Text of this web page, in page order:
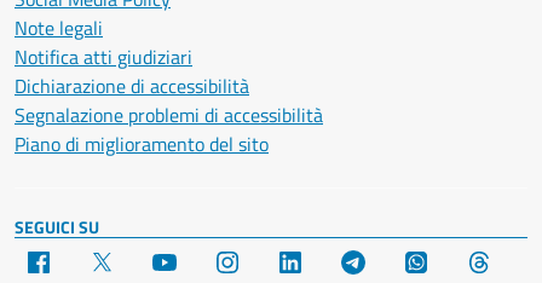
Note legali
Notifica atti giudiziari
Dichiarazione di accessibilità
Segnalazione problemi di accessibilità
Piano di miglioramento del sito
SEGUICI SU
Facebook YouTube Instagram LinkedIn Telegram WhatsApp